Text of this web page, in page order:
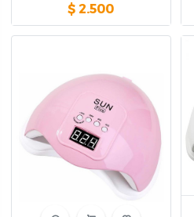
$2.500